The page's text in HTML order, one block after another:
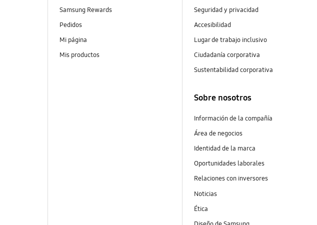
Samsung Rewards
Pedidos
Mi página
Mis productos
Seguridad y privacidad
Accesibilidad
Lugar de trabajo inclusivo
Ciudadanía corporativa
Sustentabilidad corporativa
Sobre nosotros
Información de la compañía
Área de negocios
Identidad de la marca
Oportunidades laborales
Relaciones con inversores
Noticias
Ética